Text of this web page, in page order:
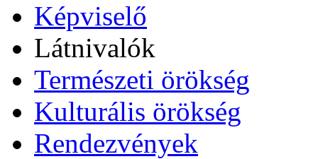
Képviselő
Látnivalók
Természeti örökség
Kulturális örökség
Rendezvények